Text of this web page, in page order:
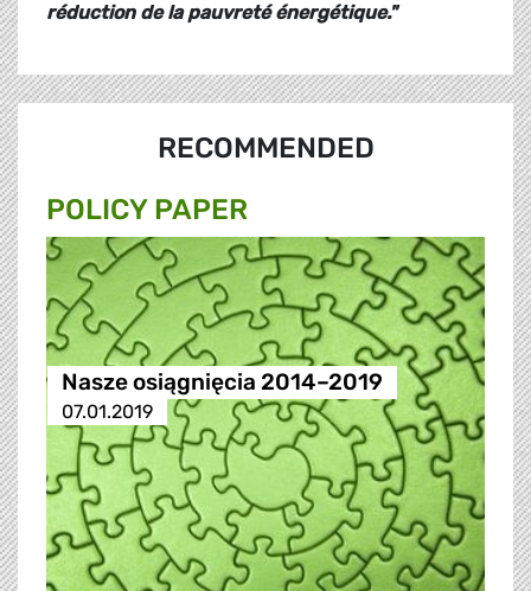
réduction de la pauvreté énergétique."
RECOMMENDED
POLICY PAPER
Nasze osiągnięcia 2014–2019
07.01.2019